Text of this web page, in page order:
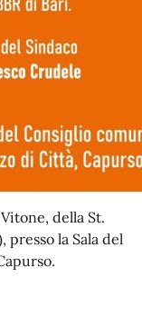
della St.
presso la Sala del